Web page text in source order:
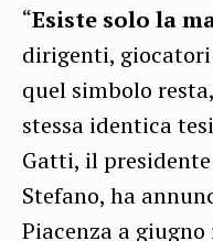
“Esiste solo la
dirigenti,
quel simbolo
stessa identica
Gatti, il
Stefano, ha
Piacenza a